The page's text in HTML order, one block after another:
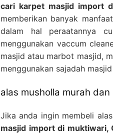
cari karpet masjid import
memberikan banyak
dalam hal peraatannya
menggunakan vaccum
masjid atau marbot masjid,
menggunakan sajadah
alas musholla murah
Jika anda ingin membeli
masjid import di muktiwari,